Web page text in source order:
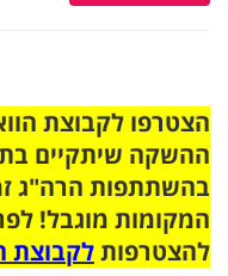
ההשקה שיתקיים
בהשתתפות הרה"ג
המקומות מוגבל!
להצטרפותלקבוצת